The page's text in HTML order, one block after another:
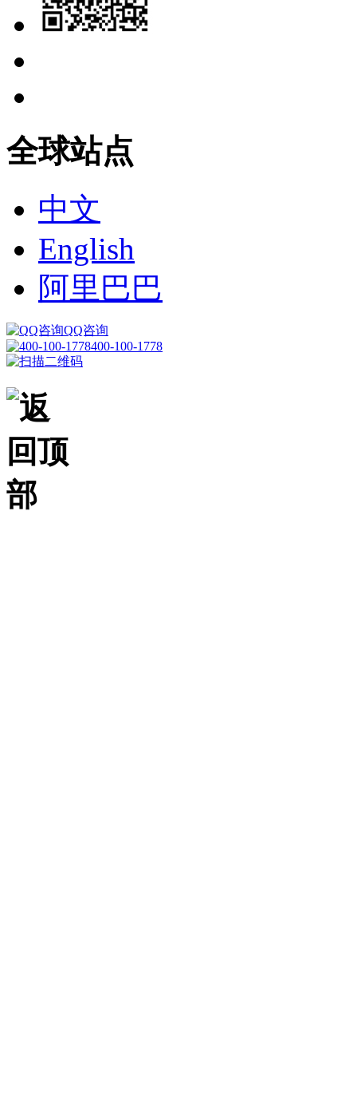
全球站点
中文
English
阿里巴巴
QQ咨询
400-100-1778